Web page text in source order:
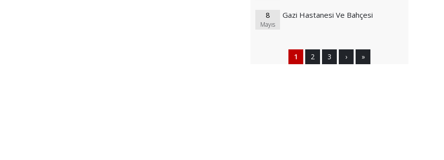
8
Mayıs
Gazi Hastanesi Ve Bahçesi
1 2 3 › »